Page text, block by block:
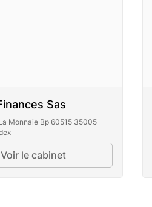
Sas
Monnaie Bp 60515 35005
Voir le cabinet